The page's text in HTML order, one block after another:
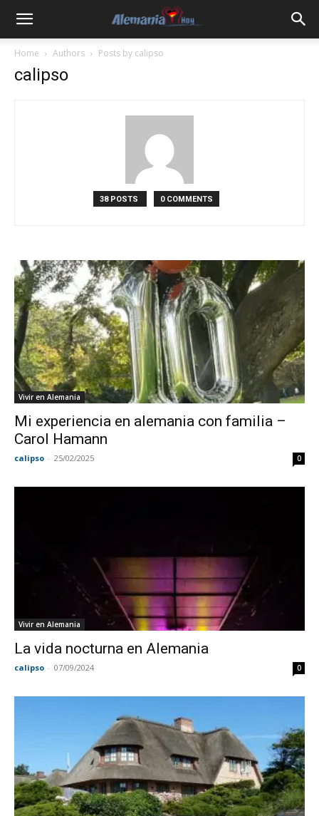
Home Authors Posts by calipso
calipso
38 POSTS 0 COMMENTS
Vivir en Alemania
Mi experiencia en alemania con familia –
Carol Hamann
calipso - 25/02/2025 0
Vivir en Alemania
La vida nocturna en Alemania
calipso - 07/09/2024 0